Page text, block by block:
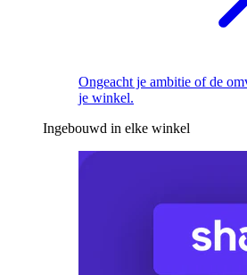
Ongeacht je ambitie of de
je winkel.
Ingebouwd in elke winkel